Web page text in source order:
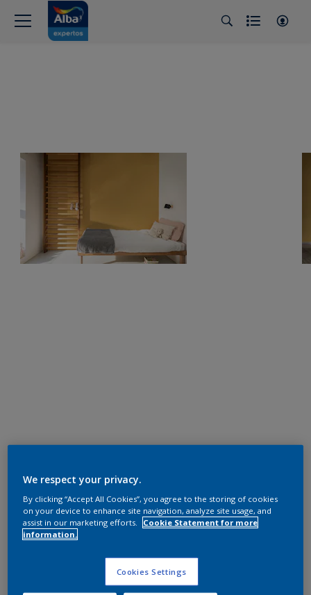
We respect your privacy.
By clicking “Accept All Cookies”, you agree to the storing of cookies
on your device to enhance site navigation, analyze site usage, and
assist in our marketing efforts.
Cookie Statement for more
information.
Cookies Settings